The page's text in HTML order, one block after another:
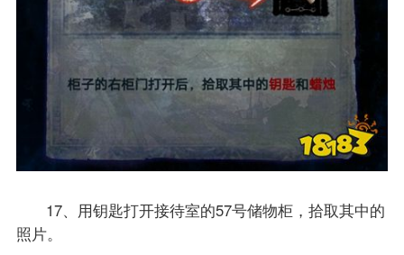
17、用钥匙打开接待室的57号储物柜，拾取其中的
照片。